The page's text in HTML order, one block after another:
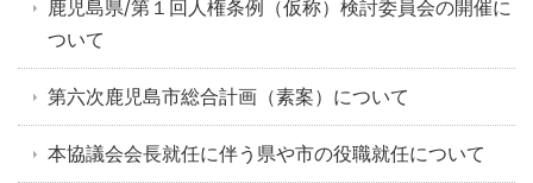
鹿児島県/第１回人権条例（仮称）検討委員会の開催に
ついて
第六次鹿児島市総合計画（素案）について
本協議会会長就任に伴う県や市の役職就任について